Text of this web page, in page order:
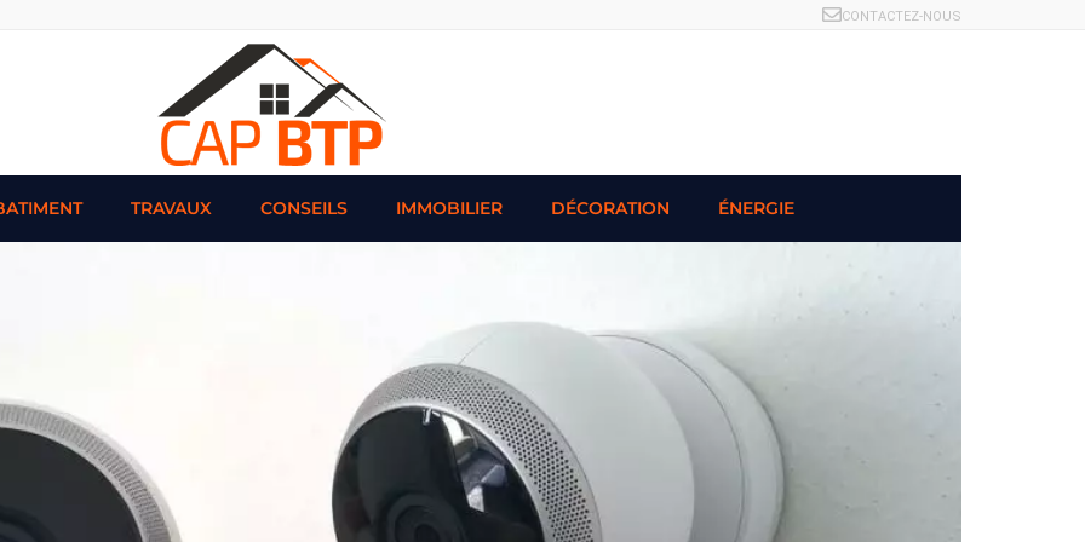
CONTACTEZ-NOUS
TRAVAUX CONSEILS IMMOBILIER DÉCORATION ÉNERGIE